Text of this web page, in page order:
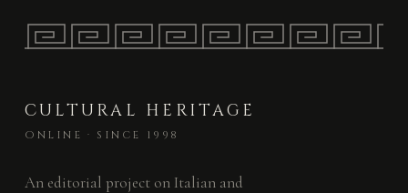
CULTURAL HERITAGE
ONLINE · SINCE 1998
An editorial project on Italian and